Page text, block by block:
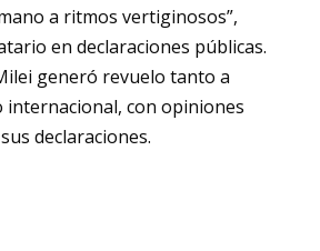
a ritmos vertiginosos”,
en declaraciones públicas.
generó revuelo tanto a
internacional, con opiniones
declaraciones.